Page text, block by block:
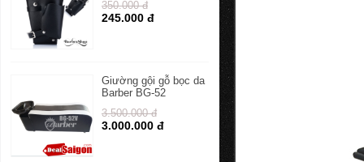
350.000 đ
245.000 đ
Giường gội gỗ bọc da
Barber BG-52
3.500.000 đ
3.000.000 đ